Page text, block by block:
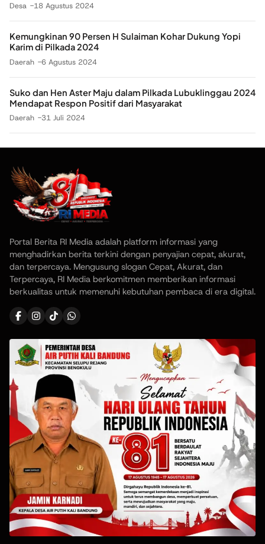
Desa 18 Agustus 2024
Kemungkinan 90 Persen H Sulaiman Kohar Dukung Yopi
Karim di Pilkada 2024
Daerah 6 Agustus 2024
Suko dan Hen Aster Maju dalam Pilkada Lubuklinggau 2024
Mendapat Respon Positif dari Masyarakat
Daerah 31 Juli 2024
Portal Berita RI Media adalah platform informasi yang
menghadirkan berita terkini dengan penyajian cepat, akurat,
dan terpercaya. Mengusung slogan Cepat, Akurat, dan
Terpercaya, RI Media berkomitmen memberikan informasi
berkualitas untuk memenuhi kebutuhan pembaca di era digital.